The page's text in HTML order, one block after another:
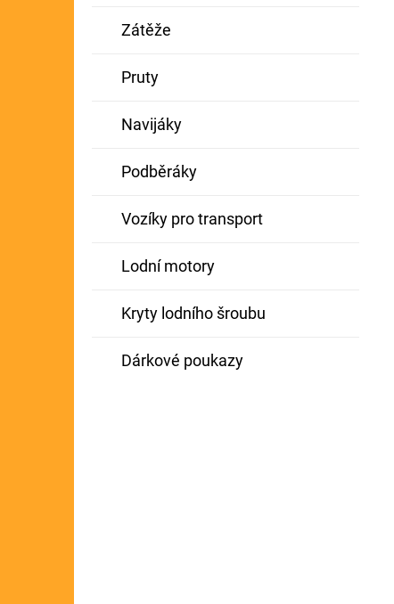
Zátěže
Pruty
Navijáky
Podběráky
Vozíky pro transport
Lodní motory
Kryty lodního šroubu
Dárkové poukazy